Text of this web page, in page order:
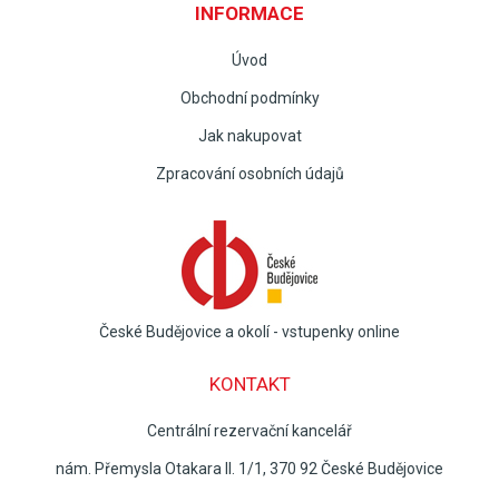
INFORMACE
Úvod
Obchodní podmínky
Jak nakupovat
Zpracování osobních údajů
České Budějovice a okolí - vstupenky online
KONTAKT
Centrální rezervační kancelář
nám. Přemysla Otakara II. 1/1, 370 92 České Budějovice